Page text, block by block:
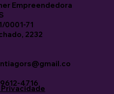
Empreendedora
0001-71
2232
4716